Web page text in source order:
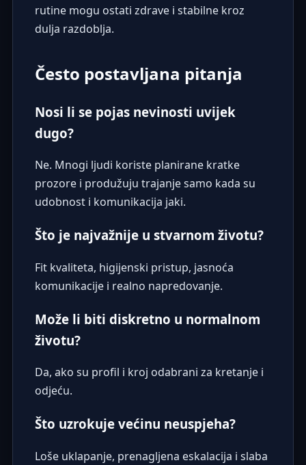
rutine mogu ostati zdrave i stabilne kroz
dulja razdoblja.
Često postavljana pitanja
Nosi li se pojas nevinosti uvijek
dugo?
Ne. Mnogi ljudi koriste planirane kratke
prozore i produžuju trajanje samo kada su
udobnost i komunikacija jaki.
Što je najvažnije u stvarnom životu?
Fit kvaliteta, higijenski pristup, jasnoća
komunikacije i realno napredovanje.
Može li biti diskretno u normalnom
životu?
Da, ako su profil i kroj odabrani za kretanje i
odjeću.
Što uzrokuje većinu neuspjeha?
Loše uklapanje, prenagljena eskalacija i slaba